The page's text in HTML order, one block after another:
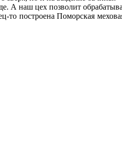
А наш цех позволит
то построена Поморская